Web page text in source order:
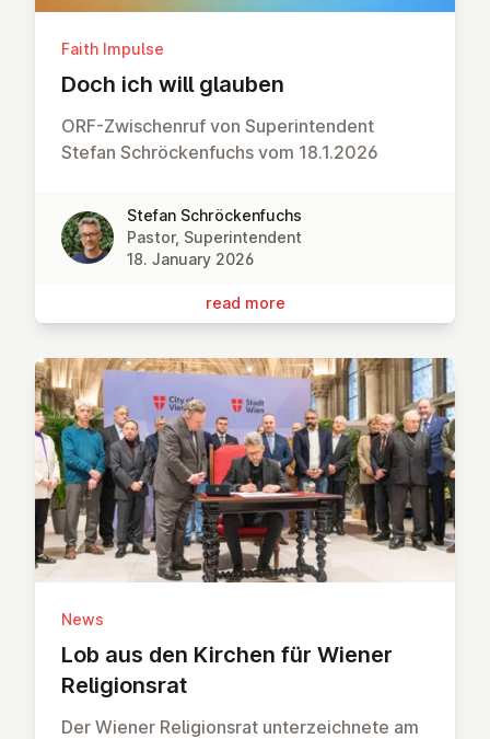
Faith Impulse
Doch ich will glauben
ORF-Zwischenruf von Superintendent
Stefan Schröckenfuchs vom 18.1.2026
Stefan Schröckenfuchs
Pastor, Superintendent
18. January 2026
read more
News
Lob aus den Kirchen für Wiener
Re­li­gion­srat
Der Wiener Religionsrat unterzeichnete am